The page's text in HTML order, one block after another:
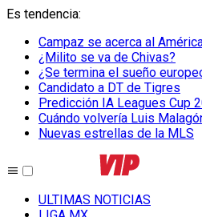
Es tendencia:
Campaz se acerca al
¿Milito se va de Chivas?
¿Se termina el sueño
Candidato a DT de Tigres
Predicción IA Leagues Cup
Cuándo volvería Luis
Nuevas estrellas de la MLS
ULTIMAS NOTICIAS